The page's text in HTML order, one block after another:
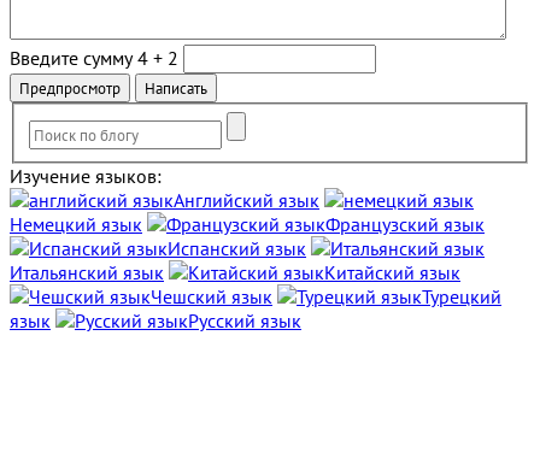
Введите сумму 4 + 2
Изучение языков:
Английский язык
Немецкий язык
Французский язык
Испанский язык
Итальянский язык
Китайский язык
Чешский язык
Турецкий
язык
Русский язык